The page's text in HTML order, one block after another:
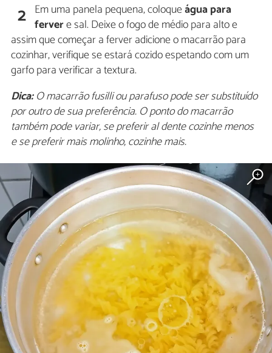
2 Em uma panela pequena, coloqueágua para
fervere sal. Deixe o fogo de médio para alto e
assim que começar a ferver adicione o macarrão para
cozinhar, verifique se estará cozido espetando com um
garfo para verificar a textura.
Dica:O macarrão fusilli ou parafuso pode ser substituído
por outro de sua preferência. O ponto do macarrão
também pode variar, se preferir al dente cozinhe menos
e se preferir mais molinho, cozinhe mais.